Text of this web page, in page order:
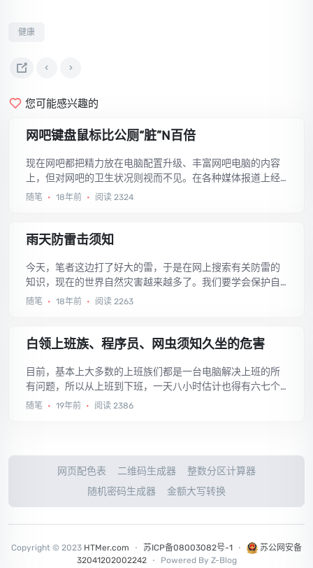
健康
您可能感兴趣的
网吧键盘鼠标比公厕“脏”N百倍
现在网吧都把精力放在电脑配置升级、丰富网吧电脑的内容
上，但对网吧的卫生状况则视而不见。在各种媒体报道上经
常看到有上网青少年在网吧猝死的情况，这难道都是偶然的
随笔 • 18年前 • 阅读 2324
雨天防雷击须知
今天，笔者这边打了好大的雷，于是在网上搜索有关防雷的
知识，现在的世界自然灾害越来越多了。我们要学会保护自
己，保护生命，下面是雨天防雷的一些需知以及遇到雷击后
随笔 • 18年前 • 阅读 2263
白领上班族、程序员、网虫须知久坐的危害
目前，基本上大多数的上班族们都是一台电脑解决上班的所
有问题，所以从上班到下班，一天八小时估计也得有六七个
小时总是坐着，这样对我们的健康是不利的，我们人体需要
随笔 • 19年前 • 阅读 2386
网页配色表 二维码生成器
整数分区计算器
随机密码生成器
金额大写转换
Copyright © 2023 HTMer.com ⋅ 苏ICP备08003082号-1 ⋅
苏公网安备
32041202002242
⋅ Powered By Z-Blog